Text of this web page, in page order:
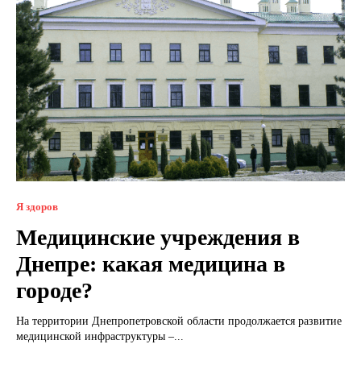
Я здоров
Медицинские учреждения в
Днепре: какая медицина в
городе?
На территории Днепропетровской области продолжается развитие
медицинской инфраструктуры –...